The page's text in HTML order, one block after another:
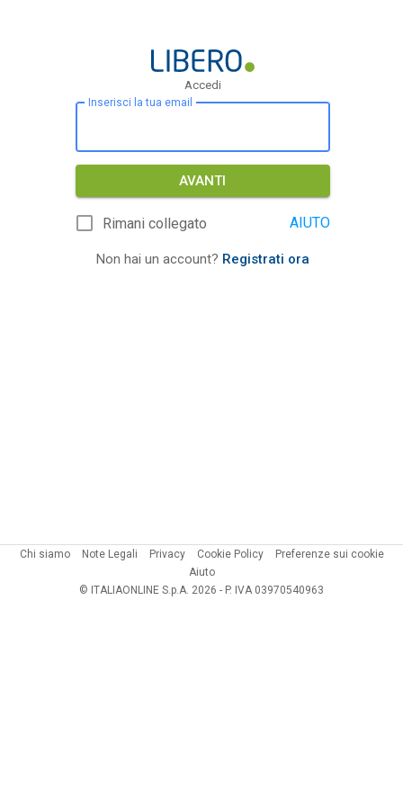
Accedi
Inserisci la tua email
AVANTI
Rimani collegato AIUTO
Non hai un account? Registrati ora
Chi siamo Note Legali Privacy Cookie Policy
Preferenze sui cookie
Aiuto
© ITALIAONLINE S.p.A. 2026 - P. IVA 03970540963